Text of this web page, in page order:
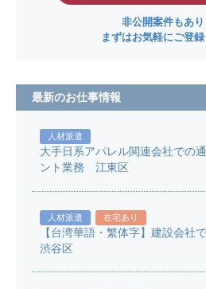
非公開案件もあり
まずはお気軽にご登録
最新のお仕事情報
人材派遣
大手日系アパレル関連会社での
ント業務 江東区
人材派遣 在宅あり
【台湾華語・繁体字】建設会社
渋谷区